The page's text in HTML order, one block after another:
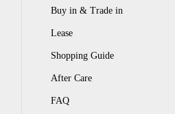
Buy in & Trade in
Lease
Shopping Guide
After Care
FAQ